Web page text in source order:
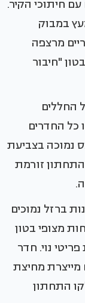
חיתוכי הקיר.
במבוק
מרצפה
"חיבור
החללים
כל החדרים
נמוכה בצביעת
זורמת
ברזל נמוכים
מצופי בטון
נוי. חדר
מייצרת מחיצת
התחתון